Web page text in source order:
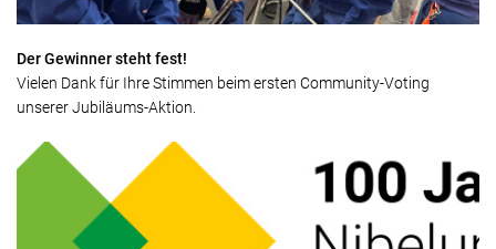
Der Gewinner steht fest!
Vielen Dank für Ihre Stimmen beim ersten Community-Voting
unserer Jubiläums-Aktion.